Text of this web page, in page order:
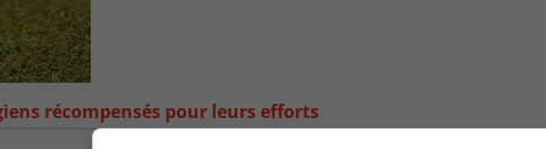
récompensés pour leurs efforts